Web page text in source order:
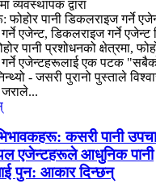
व्यवस्थापक द्वारा
फोहोर पानी डिकलराइज गर्ने
एजेन्ट, डिकलराइज गर्ने एजेन्ट
पानी प्रशोधनको क्षेत्रमा,
एजेन्टहरूलाई एक पटक
- जसरी पुरानो पुस्ताले
कसरी पानी
एजेन्टहरूले आधुनिक पानी
पुन: आकार दिन्छन्